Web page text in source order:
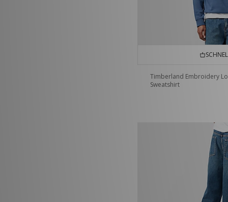
Timberland Embroidery
Sweatshirt